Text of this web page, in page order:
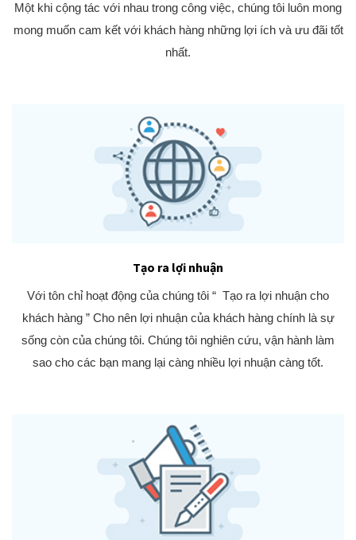
Một khi cộng tác với nhau trong công việc, chúng tôi luôn mong
mong muốn cam kết với khách hàng những lợi ích và ưu đãi tốt
nhất.
Tạo ra lợi nhuận
Với tôn chỉ hoạt động của chúng tôi “ Tạo ra lợi nhuận cho
khách hàng ” Cho nên lợi nhuận của khách hàng chính là sự
sống còn của chúng tôi. Chúng tôi nghiên cứu, vận hành làm
sao cho các bạn mang lại càng nhiều lợi nhuận càng tốt.